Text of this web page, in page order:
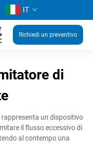
IT
Richiedi un preventivo
di
un dispositivo
il flusso eccessivo di
al contempo una